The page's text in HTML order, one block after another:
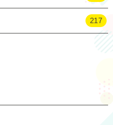
217